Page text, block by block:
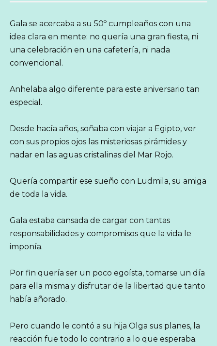
Gala se acercaba a su 50º cumpleaños con una
idea clara en mente: no quería una gran fiesta, ni
una celebración en una cafetería, ni nada
convencional.
Anhelaba algo diferente para este aniversario tan
especial.
Desde hacía años, soñaba con viajar a Egipto, ver
con sus propios ojos las misteriosas pirámides y
nadar en las aguas cristalinas del Mar Rojo.
Quería compartir ese sueño con Ludmila, su amiga
de toda la vida.
Gala estaba cansada de cargar con tantas
responsabilidades y compromisos que la vida le
imponía.
Por fin quería ser un poco egoísta, tomarse un día
para ella misma y disfrutar de la libertad que tanto
había añorado.
Pero cuando le contó a su hija Olga sus planes, la
reacción fue todo lo contrario a lo que esperaba.